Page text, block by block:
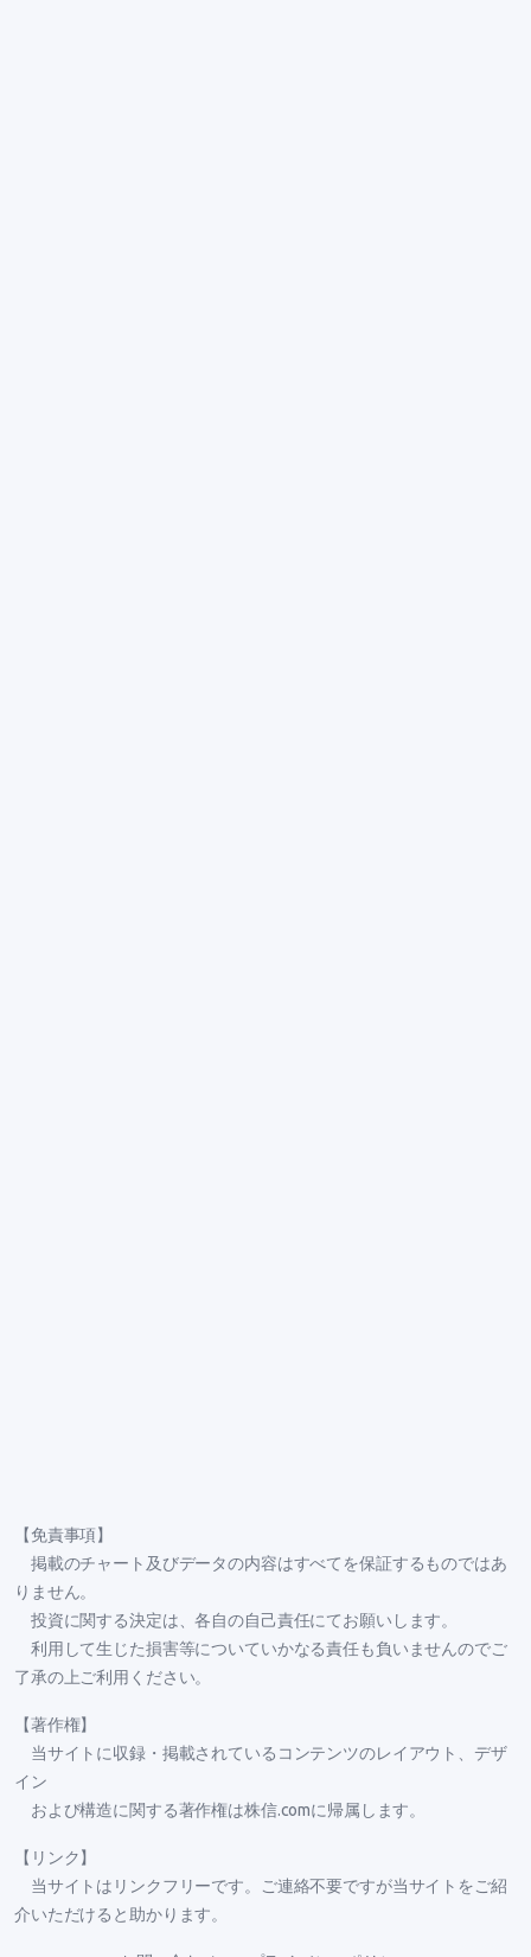
【免責事項】
掲載のチャート及びデータの内容はすべてを保証するものではあ
りません。
投資に関する決定は、各自の自己責任にてお願いします。
利用して生じた損害等についていかなる責任も負いませんのでご
了承の上ご利用ください。
【著作権】
当サイトに収録・掲載されているコンテンツのレイアウト、デザ
イン
および構造に関する著作権は株信.comに帰属します。
【リンク】
当サイトはリンクフリーです。ご連絡不要ですが当サイトをご紹
介いただけると助かります。